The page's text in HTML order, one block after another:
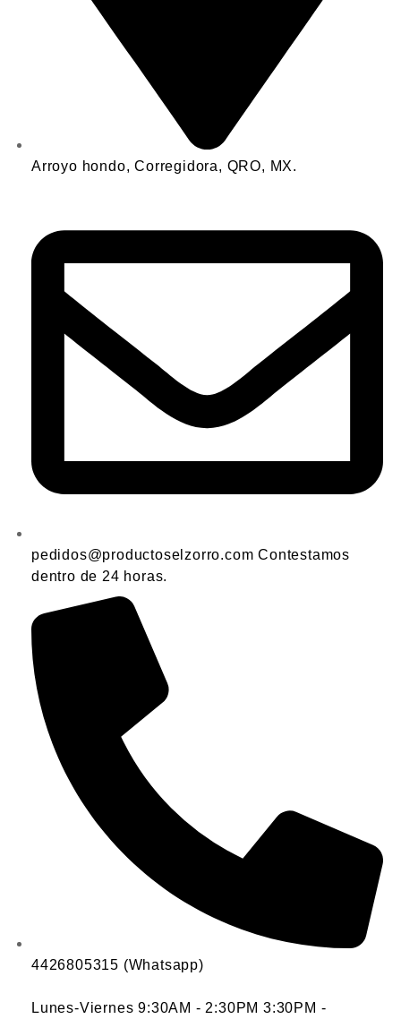
Arroyo hondo, Corregidora, QRO, MX.
pedidos@productoselzorro.com Contestamos
dentro de 24 horas.
4426805315 (Whatsapp)
Lunes-Viernes 9:30AM - 2:30PM 3:30PM -